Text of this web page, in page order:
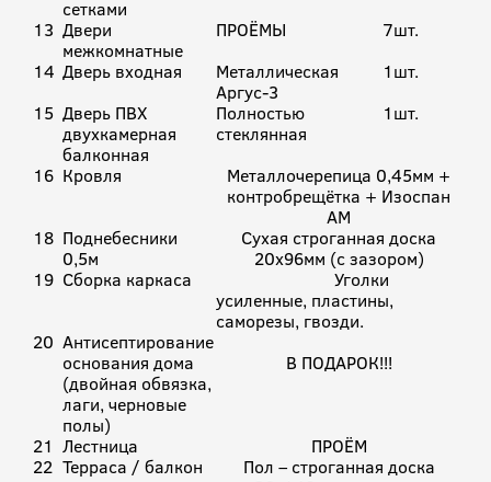
сетками
13 Двери
межкомнатные
ПРОЁМЫ
7шт.
14 Дверь входная
Металлическая
Аргус-3
1шт.
15 Дверь ПВХ
двухкамерная
балконная
Полностью
стеклянная
1шт.
16 Кровля
Металлочерепица 0,45мм +
контробрещётка + Изоспан
АМ
18 Поднебесники
0,5м
Сухая строганная доска
20х96мм (с зазором)
19 Сборка каркаса
Уголки
усиленные, пластины,
саморезы, гвозди.
20 Антисептирование
основания дома
(двойная обвязка,
лаги, черновые
полы)
В ПОДАРОК!!!
21 Лестница
ПРОЁМ
22 Терраса / балкон
Пол – строганная доска